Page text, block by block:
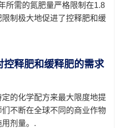
所需的氮肥量严格限制在1.8
制极大地促进了控释肥和缓
控释肥和缓释肥的需求
的化学配方来最大限度地提
不断在全球不同的商业作物
剂量。.